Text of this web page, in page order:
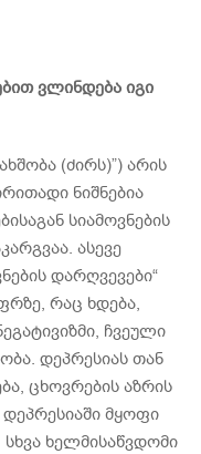
ვლინდება იგი
(ძირს)”) არის
ნიშნებია
სიამოვნების
ასევე
დარღვევები“
რაც ხდება,
ჩვეული
დეპრესიას თან
ცხოვრების აზრის
მყოფი
ხელმისაწვდომი